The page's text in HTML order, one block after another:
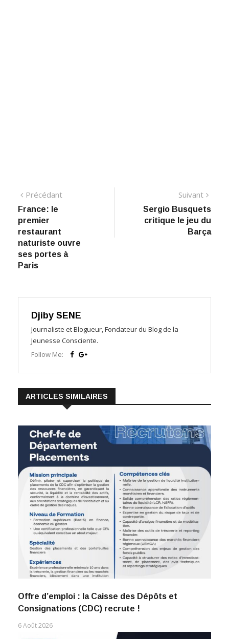
Navigation
de
l’article
PrécédantPrécédant:
​France: le
premier
restaurant
naturiste ouvre
ses portes à
Paris
Suivant
​Sergio Busquets
critique le jeu du
Barça
Djiby SENE
Journaliste et Blogueur, Fondateur du Blog de la
Jeunesse Consciente.
Follow Me:
ARTICLES SIMILAIRES
Offre d’emploi : la Caisse des Dépôts et
Consignations (CDC) recrute !
6 Août 2026